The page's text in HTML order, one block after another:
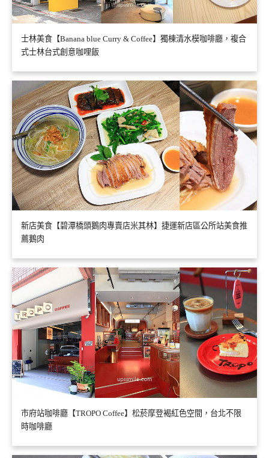
士林美食【Banana blue Curry & Coffee】獨棟清水模咖啡廳，複合
式士林台式創意咖哩飯
新店美食【碧潭橋頭鵝肉專賣店米其林】捷運新店區公所站美食推
薦鵝肉
市府站咖啡廳【TROPO Coffee】松菸摩登褐紅色空間，台北不限
時咖啡廳